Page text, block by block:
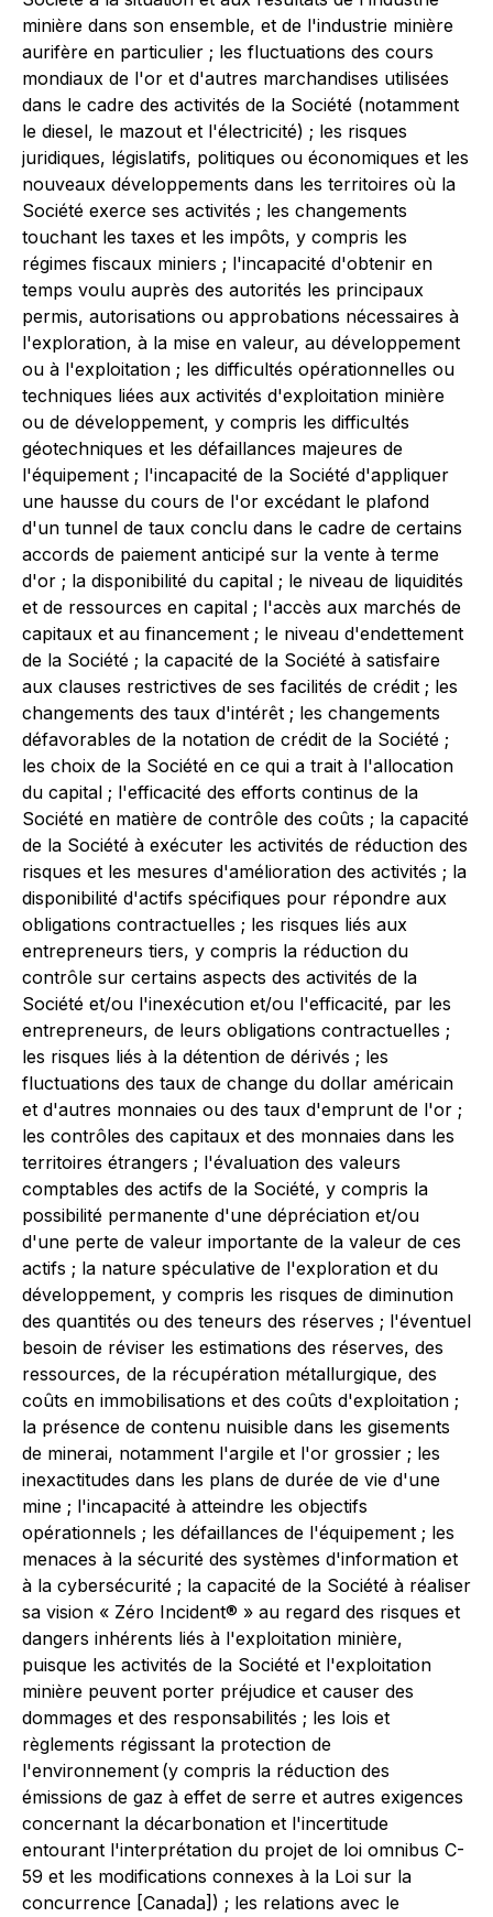
minière dans son ensemble, et de l'industrie minière
aurifère en particulier ; les fluctuations des cours
mondiaux de l'or et d'autres marchandises utilisées
dans le cadre des activités de la Société (notamment
le diesel, le mazout et l'électricité) ; les risques
juridiques, législatifs, politiques ou économiques et les
nouveaux développements dans les territoires où la
Société exerce ses activités ; les changements
touchant les taxes et les impôts, y compris les
régimes fiscaux miniers ; l'incapacité d'obtenir en
temps voulu auprès des autorités les principaux
permis, autorisations ou approbations nécessaires à
l'exploration, à la mise en valeur, au développement
ou à l'exploitation ; les difficultés opérationnelles ou
techniques liées aux activités d'exploitation minière
ou de développement, y compris les difficultés
géotechniques et les défaillances majeures de
l'équipement ; l'incapacité de la Société d'appliquer
une hausse du cours de l'or excédant le plafond
d'un tunnel de taux conclu dans le cadre de certains
accords de paiement anticipé sur la vente à terme
d'or ; la disponibilité du capital ; le niveau de liquidités
et de ressources en capital ; l'accès aux marchés de
capitaux et au financement ; le niveau d'endettement
de la Société ; la capacité de la Société à satisfaire
aux clauses restrictives de ses facilités de crédit ; les
changements des taux d'intérêt ; les changements
défavorables de la notation de crédit de la Société ;
les choix de la Société en ce qui a trait à l'allocation
du capital ; l'efficacité des efforts continus de la
Société en matière de contrôle des coûts ; la capacité
de la Société à exécuter les activités de réduction des
risques et les mesures d'amélioration des activités ; la
disponibilité d'actifs spécifiques pour répondre aux
obligations contractuelles ; les risques liés aux
entrepreneurs tiers, y compris la réduction du
contrôle sur certains aspects des activités de la
Société et/ou l'inexécution et/ou l'efficacité, par les
entrepreneurs, de leurs obligations contractuelles ;
les risques liés à la détention de dérivés ; les
fluctuations des taux de change du dollar américain
et d'autres monnaies ou des taux d'emprunt de l'or ;
les contrôles des capitaux et des monnaies dans les
territoires étrangers ; l'évaluation des valeurs
comptables des actifs de la Société, y compris la
possibilité permanente d'une dépréciation et/ou
d'une perte de valeur importante de la valeur de ces
actifs ; la nature spéculative de l'exploration et du
développement, y compris les risques de diminution
des quantités ou des teneurs des réserves ; l'éventuel
besoin de réviser les estimations des réserves, des
ressources, de la récupération métallurgique, des
coûts en immobilisations et des coûts d'exploitation ;
la présence de contenu nuisible dans les gisements
de minerai, notamment l'argile et l'or grossier ; les
inexactitudes dans les plans de durée de vie d'une
mine ; l'incapacité à atteindre les objectifs
opérationnels ; les défaillances de l'équipement ; les
menaces à la sécurité des systèmes d'information et
à la cybersécurité ; la capacité de la Société à réaliser
sa vision « Zéro Incident® » au regard des risques et
dangers inhérents liés à l'exploitation minière,
puisque les activités de la Société et l'exploitation
minière peuvent porter préjudice et causer des
dommages et des responsabilités ; les lois et
règlements régissant la protection de
l'environnement (y compris la réduction des
émissions de gaz à effet de serre et autres exigences
concernant la décarbonation et l'incertitude
entourant l'interprétation du projet de loi omnibus C-
59 et les modifications connexes à la Loi sur la
concurrence [Canada]) ; les relations avec le